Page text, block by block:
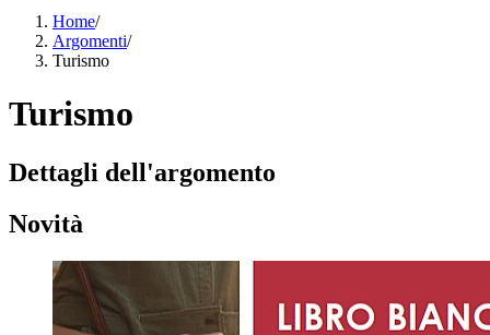
Home/
Argomenti/
Turismo
Turismo
Dettagli dell'argomento
Novità